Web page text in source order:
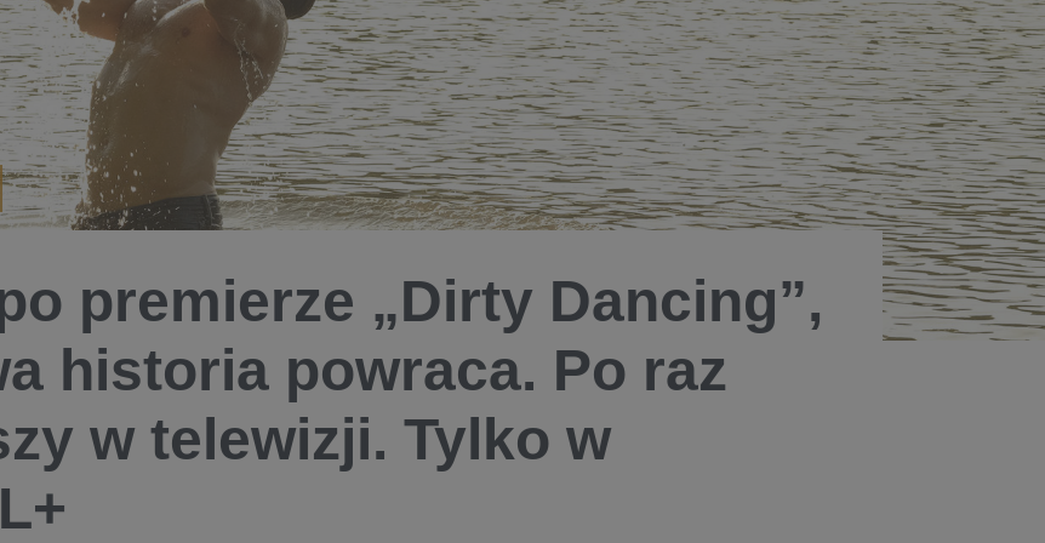
premierze „Dirty Dancing”,
historia powraca. Po raz
w telewizji. Tylko w